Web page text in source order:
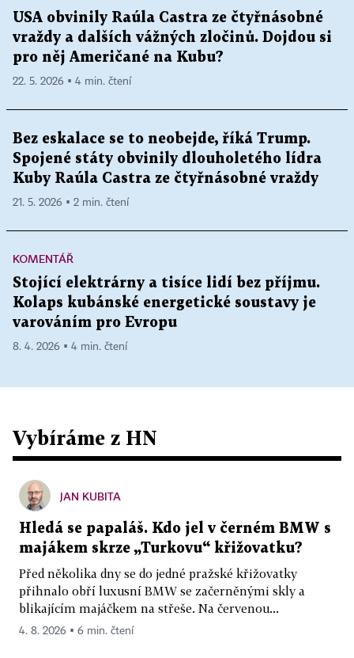
USA obvinily Raúla Castra ze čtyřnásobné
vraždy a dalších vážných zločinů. Dojdou si
pro něj Američané na Kubu?
22. 5. 2026 ▪ 4 min. čtení
Bez eskalace se to neobejde, říká Trump.
Spojené státy obvinily dlouholetého lídra
Kuby Raúla Castra ze čtyřnásobné vraždy
21. 5. 2026 ▪ 2 min. čtení
KOMENTÁŘ
Stojící elektrárny a tisíce lidí bez příjmu.
Kolaps kubánské energetické soustavy je
varováním pro Evropu
8. 4. 2026 ▪ 4 min. čtení
Vybíráme z HN
JAN KUBITA
Hledá se papaláš. Kdo jel v černém BMW s
majákem skrze „Turkovu“ křižovatku?
Před několika dny se do jedné pražské křižovatky
přihnalo obří luxusní BMW se začerněnými skly a
blikajícím majáčkem na střeše. Na červenou...
4. 8. 2026 ▪ 6 min. čtení